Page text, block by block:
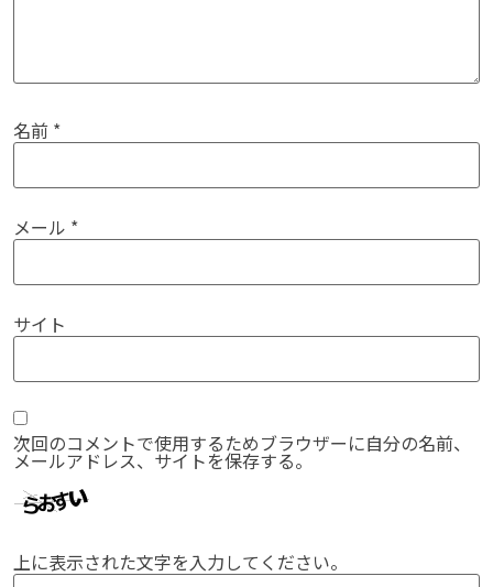
名前 *
メール *
サイト
次回のコメントで使用するためブラウザーに自分の名前、
メールアドレス、サイトを保存する。
上に表示された文字を入力してください。